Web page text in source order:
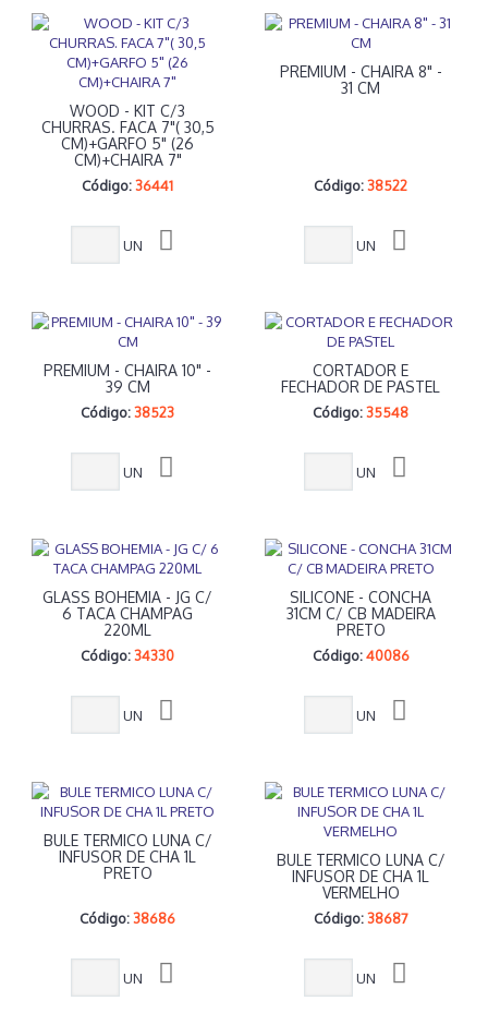
WOOD - KIT C/3
CHURRAS. FACA 7"( 30,5
CM)+GARFO 5" (26
CM)+CHAIRA 7"
Código:36441
UN
PREMIUM - CHAIRA 8" -
31 CM
Código:38522
UN
PREMIUM - CHAIRA 10" -
39 CM
Código:38523
UN
CORTADOR E
FECHADOR DE PASTEL
Código:35548
UN
GLASS BOHEMIA - JG C/
6 TACA CHAMPAG
220ML
Código:34330
UN
SILICONE - CONCHA
31CM C/ CB MADEIRA
PRETO
Código: 40086
UN
BULE TERMICO LUNA C/
INFUSOR DE CHA 1L
PRETO
Código:38686
UN
BULE TERMICO LUNA C/
INFUSOR DE CHA 1L
VERMELHO
Código: 38687
UN